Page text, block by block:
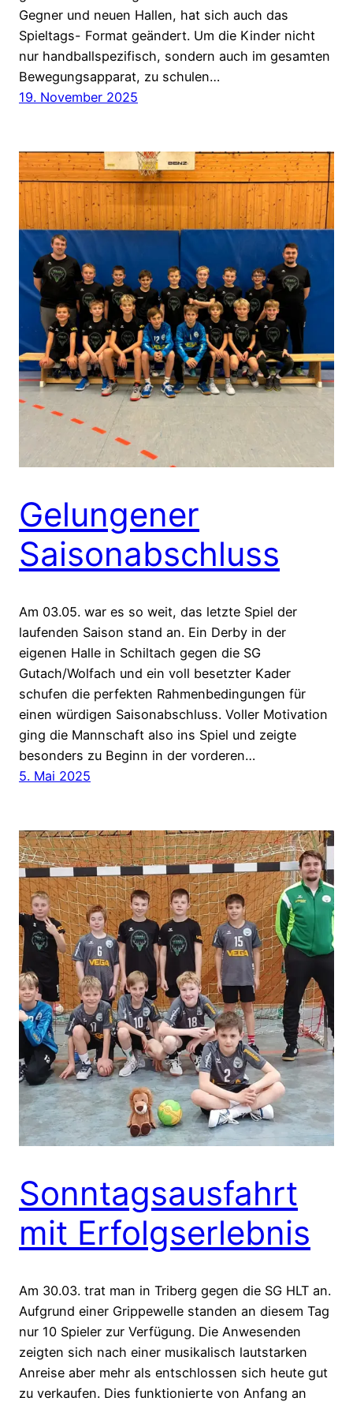
Gegner und neuen Hallen, hat sich auch das
Spieltags- Format geändert. Um die Kinder nicht
nur handballspezifisch, sondern auch im gesamten
Bewegungsapparat, zu schulen…
19. November 2025
Gelungener
Saisonabschluss
Am 03.05. war es so weit, das letzte Spiel der
laufenden Saison stand an. Ein Derby in der
eigenen Halle in Schiltach gegen die SG
Gutach/Wolfach und ein voll besetzter Kader
schufen die perfekten Rahmenbedingungen für
einen würdigen Saisonabschluss. Voller Motivation
ging die Mannschaft also ins Spiel und zeigte
besonders zu Beginn in der vorderen…
5. Mai 2025
Sonntagsausfahrt
mit Erfolgserlebnis
Am 30.03. trat man in Triberg gegen die SG HLT an.
Aufgrund einer Grippewelle standen an diesem Tag
nur 10 Spieler zur Verfügung. Die Anwesenden
zeigten sich nach einer musikalisch lautstarken
Anreise aber mehr als entschlossen sich heute gut
zu verkaufen. Dies funktionierte von Anfang an